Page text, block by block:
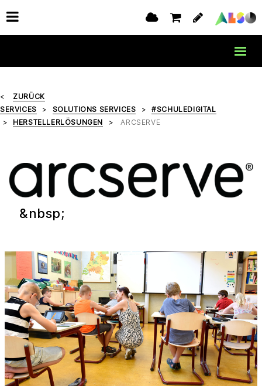
ZURÜCK
SERVICES
SOLUTIONS SERVICES
#SCHULEDIGITAL
HERSTELLERLÖSUNGEN
ARCSERVE
&nbsp;